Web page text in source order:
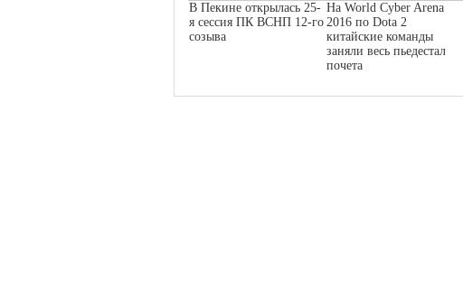
В Пекине открылась 25-
я сессия ПК ВСНП 12-го
созыва
На World Cyber Arena
2016 по Dota 2
китайские команды
заняли весь пьедестал
почета